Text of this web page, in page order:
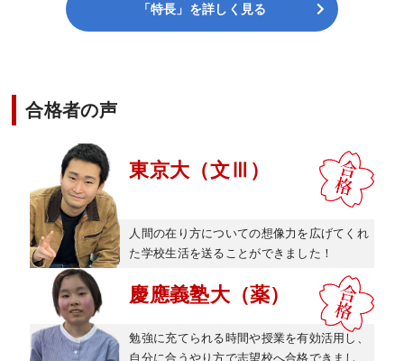
「特長」を詳しく見る
合格者の声
東京大（文Ⅲ）
人間の在り方についての想像力を広げてくれ
た学校生活を送ることができました！
慶應義塾大（薬）
勉強に充てられる時間や授業を有効活用し、
自分に合うやり方で志望校へ合格できまし